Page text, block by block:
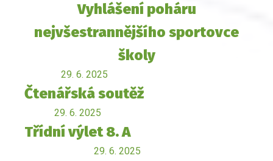
Vyhlášení poháru
nejvšestrannějšího sportovce
školy
29. 6. 2025
Čtenářská soutěž
29. 6. 2025
Třídní výlet 8. A
29. 6. 2025